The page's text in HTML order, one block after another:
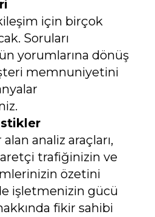
için birçok
Soruları
yorumlarına dönüş
memnuniyetini
analiz araçları,
trafiğinizin ve
özetini
işletmenizin gücü
fikir sahibi